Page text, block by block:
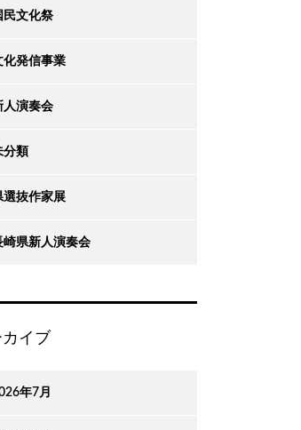
民文化祭
化発信事業
人演奏会
分類
選抜作家展
崎県新人演奏会
イブ
年7月